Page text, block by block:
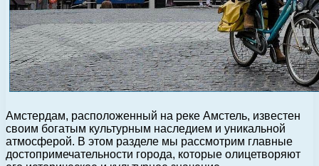
Амстердам, расположенный на реке Амстель, известен
своим богатым культурным наследием и уникальной
атмосферой. В этом разделе мы рассмотрим главные
достопримечательности города, которые олицетворяют